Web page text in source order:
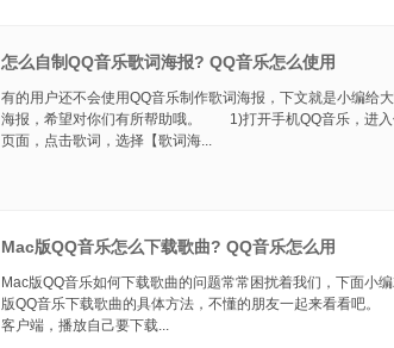
怎么自制QQ音乐歌词海报? QQ音乐怎么使用
有的用户还不会使用QQ音乐制作歌词海报，下文就是小编给
海报，希望对你们有所帮助哦。 1)打开手机QQ音乐，进入
页面，点击歌词，选择【歌词海...
Mac版QQ音乐怎么下载歌曲? QQ音乐怎么用
Mac版QQ音乐如何下载歌曲的问题常常困扰着我们，下面小
版QQ音乐下载歌曲的具体方法，不懂的朋友一起来看看吧
客户端，播放自己要下载...